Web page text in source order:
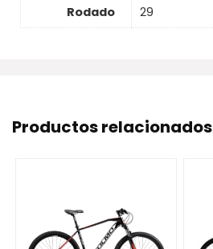
Rodado 29
Productos relacionados